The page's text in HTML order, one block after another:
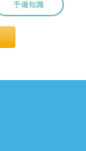
予備知識